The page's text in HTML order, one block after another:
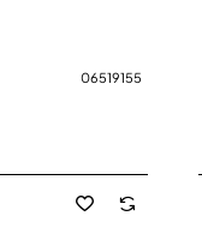
06519155